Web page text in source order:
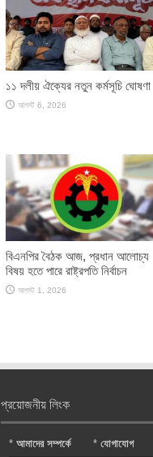
১১ দলীয় ঐক্যের নতুন কর্মসূচি ঘোষণা
আগস্ট 6, 2026
বিএনপির বৈঠক আজ, প্রধান আলোচ্য
বিষয় হতে পারে রাষ্ট্রপতি নির্বাচন
আগস্ট 1, 2026
প্রয়োজনীয় লিংক
*আমাদের সম্পর্কে *যোগাযোগ